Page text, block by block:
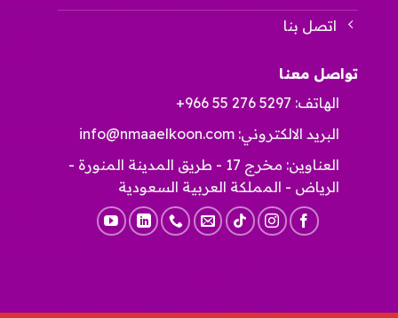
اتصل بنا
تواصل معنا
الهاتف: +966 55 276 5297
البريد الالكتروني: info@nmaaelkoon.com
العناوين: مخرج 17 - طريق المدينة المنورة -
الرياض - المملكة العربية السعودية